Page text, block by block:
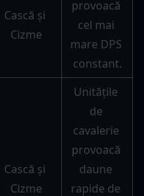
Cască și
Cizme
provoacă
cel mai
mare DPS
constant.
Cască și
Cizme
Unitățile
de
cavalerie
provoacă
daune
rapide de